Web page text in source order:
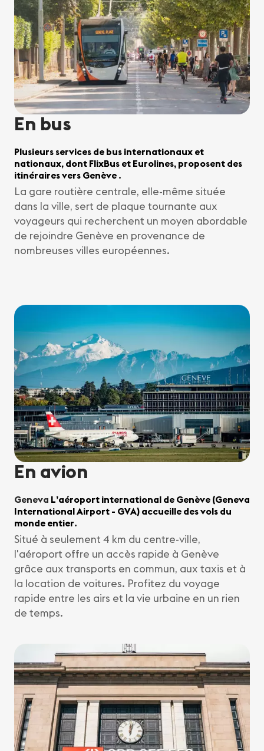
En bus
Plusieurs services de bus internationaux et
nationaux, dont FlixBus et Eurolines, proposent des
itinéraires vers Genève .
La gare routière centrale, elle-même située
dans la ville, sert de plaque tournante aux
voyageurs qui recherchent un moyen abordable
de rejoindre Genève en provenance de
nombreuses villes européennes.
En avion
Geneva L’aéroport international de Genève (Geneva
International Airport - GVA) accueille des vols du
monde entier.
Situé à seulement 4 km du centre-ville,
l'aéroport offre un accès rapide à Genève
grâce aux transports en commun, aux taxis et à
la location de voitures. Profitez du voyage
rapide entre les airs et la vie urbaine en un rien
de temps.